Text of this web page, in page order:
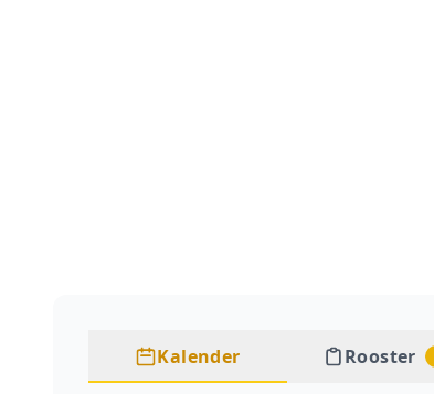
Kalender Rooster